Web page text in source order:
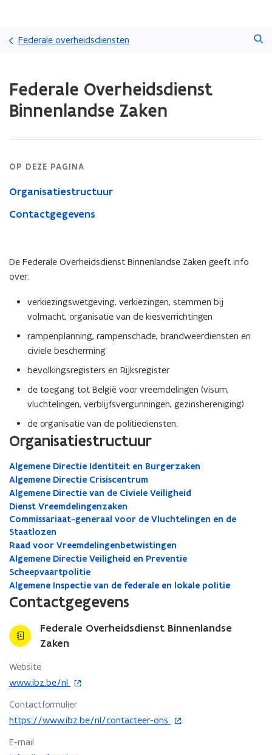
gaan
Federale overheidsdiensten
met
laden.
Federale
Overheidsdienst
Binnenlandse
Zaken
Federale Overheidsdienst
Binnenlandse Zaken
OP DEZE PAGINA
Organisatiestructuur
Contactgegevens
De Federale Overheidsdienst Binnenlandse Zaken geeft info
over:
verkiezingswetgeving, verkiezingen, stemmen bij
volmacht, organisatie van de kiesverrichtingen
rampenplanning, rampenschade, brandweerdiensten en
civiele bescherming
bevolkingsregisters en Rijksregister
de toegang tot België voor vreemdelingen (visum,
vluchtelingen, verblijfsvergunningen, gezinshereniging)
de organisatie van de politiediensten.
Organisatiestructuur
Algemene Directie Identiteit en Burgerzaken
Algemene Directie Crisiscentrum
Algemene Directie van de Civiele Veiligheid
Dienst Vreemdelingenzaken
Commissariaat-generaal voor de Vluchtelingen en de
Staatlozen
Raad voor Vreemdelingenbetwistingen
Algemene Directie Veiligheid en Preventie
Scheepvaartpolitie
Algemene Inspectie van de federale en lokale politie
Contactgegevens
Federale Overheidsdienst Binnenlandse
Zaken
Website
www.ibz.be/nl
o
e
n
i
Contactformulier
https://www.ibz.be/nl/contacteer-ons
o
e
E-mail